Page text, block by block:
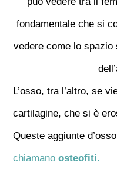
fondamentale che si
vedere come lo
L’osso, tra l’altro, se
cartilagine, che si è
Queste aggiunte
chiamanoosteofiti.